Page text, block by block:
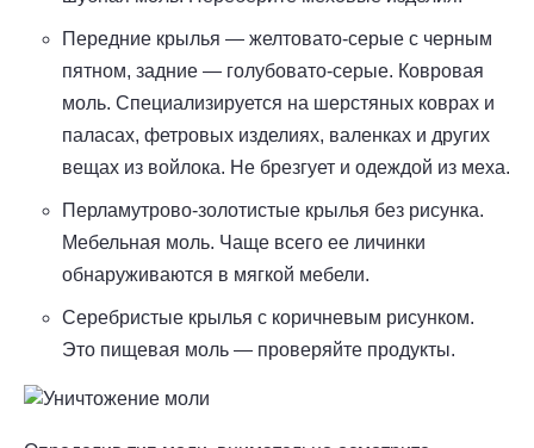
Передние крылья — желтовато-серые с черным
пятном, задние — голубовато-серые. Ковровая
моль. Специализируется на шерстяных коврах и
паласах, фетровых изделиях, валенках и других
вещах из войлока. Не брезгует и одеждой из меха.
Перламутрово-золотистые крылья без рисунка.
Мебельная моль. Чаще всего ее личинки
обнаруживаются в мягкой мебели.
Серебристые крылья с коричневым рисунком.
Это пищевая моль — проверяйте продукты.